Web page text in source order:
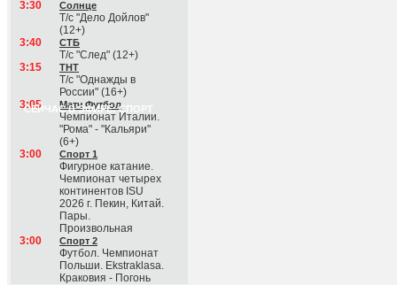
3:30
Солнце
Т/с "Дело Дойлов"
(12+)
3:40
СТБ
Т/с "След" (12+)
3:15
ТНТ
Т/с "Однажды в
России" (16+)
СЕЙЧАС В ЭФИРЕ: СПОРТ
3:05 Матч Футбол
Чемпионат Италии.
"Рома" - "Кальяри"
(6+)
3:00
Спорт 1
Фигурное катание.
Чемпионат четырех
континентов ISU
2026 г. Пекин, Китай.
Пары.
Произвольная
3:00
Спорт 2
Футбол. Чемпионат
Польши. Ekstraklasa.
Краковия - Погонь